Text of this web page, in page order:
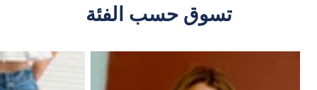
تسوق حسب الفئة